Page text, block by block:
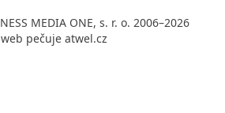
MEDIA ONE, s. r. o. 2006–2026